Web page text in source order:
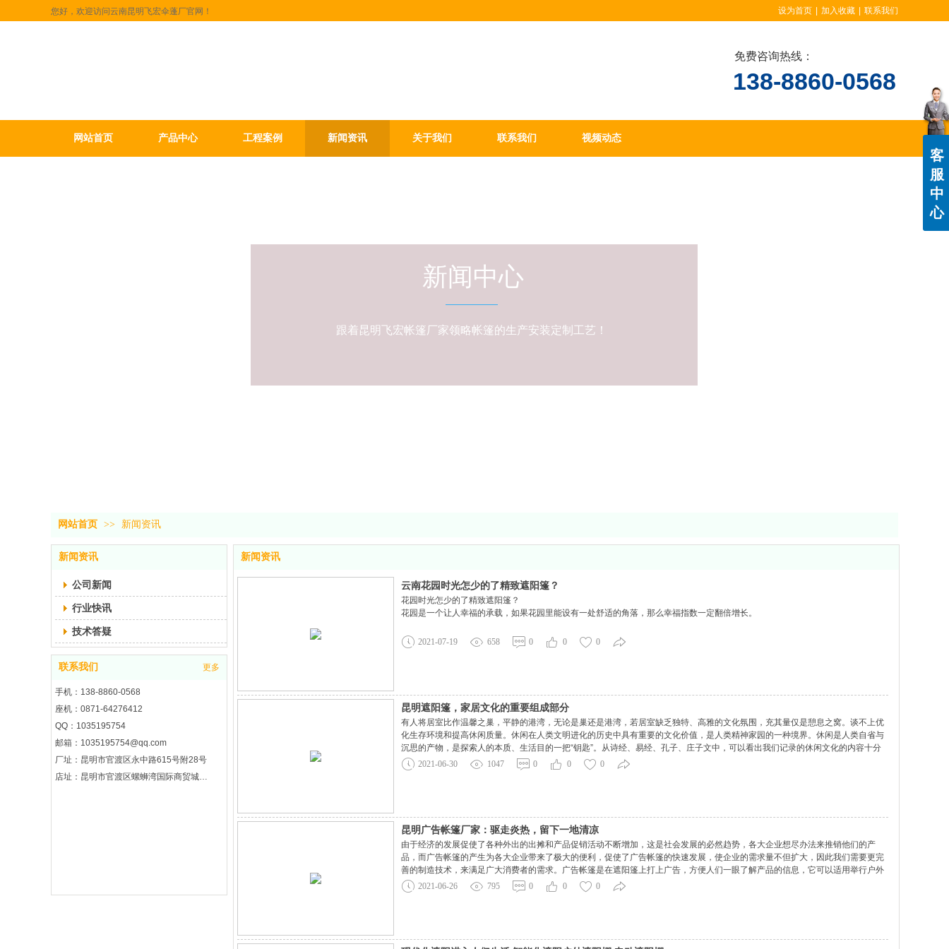
您好，欢迎访问云南昆明飞宏伞蓬厂官网！
138-8860-0568
免费咨询热线：
设为首页 加入收藏 联系我们
网站首页 产品中心 工程案例 新闻资讯 关于我们 联系我们 视频动态
新闻中心
跟着昆明飞宏帐篷厂家领略帐篷的生产安装定制工艺！
网站首页 >> 新闻资讯
新闻资讯
公司新闻
行业快讯
技术答疑
联系我们 更多
手机：138-8860-0568
座机：0871-64276412
QQ：1035195754
邮箱：1035195754@qq.com
厂址：昆明市官渡区永中路615号附28号
店址：昆明市官渡区螺蛳湾国际商贸城2期8区3楼7街3121号
新闻资讯
云南花园时光怎少的了精致遮阳篷？
花园时光怎少的了精致遮阳篷？
花园是一个让人幸福的承载，如果花园里能设有一处舒适的角落，那么幸福指数一定翻倍增长。
2021-07-19 658 0 0 0
昆明遮阳篷，家居文化的重要组成部分
有人将居室比作温馨之巢，平静的港湾，无论是巢还是港湾，若居室缺乏独特、高雅的文化氛围，充其量仅是憩息之窝。谈不上优
化生存环境和提高休闲质量。休闲在人类文明进化的历史中具有重要的文化价值，是人类精神家园的一种境界。休闲是人类自省与
沉思的产物，是探索人的本质、生活目的一把“钥匙”。从诗经、易经、孔子、庄子文中，可以看出我们记录的休闲文化的内容十分
丰富，衣食住行、诗词歌赋、琴棋书画，都是休闲文化的创造物。休闲的本质主要体现人的一种精神生活，在一般意义上是指两个
方面：一是消除体力上的疲劳，二是获得精神的
2021-06-30 1047 0 0 0
昆明广告帐篷厂家：驱走炎热，留下一地清凉
由于经济的发展促使了各种外出的出摊和产品促销活动不断增加，这是社会发展的必然趋势，各大企业想尽办法来推销他们的产
品，而广告帐篷的产生为各大企业带来了极大的便利，促使了广告帐篷的快速发展，使企业的需求量不但扩大，因此我们需要更完
善的制造技术，来满足广大消费者的需求。广告帐篷是在遮阳篷上打上广告，方便人们一眼了解产品的信息，它可以适用举行户外
展览和产品推广宣传外，还可以为庆典晚会、旅游休闲、野外作业、大排档、歌舞晚会等临时活动提供场地，也可以作为公园旅游
度假区风景区长期的休闲设施，它为企业的活动提供
2021-06-26 795 0 0 0
客
服
中
心